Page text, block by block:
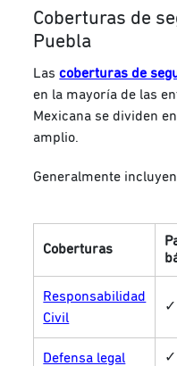
Coberturas de
Puebla
Lascoberturas de
en la mayoría de las
Mexicana se dividen
amplio.
Generalmente
Coberturas
Responsabilidad
Civil
✓
Defensa legal ✓